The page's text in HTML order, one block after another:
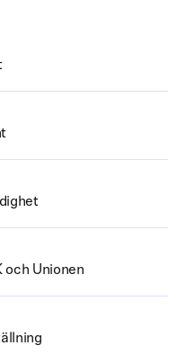
och Unionen